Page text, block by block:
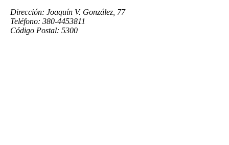
Dirección: Joaquín V. González, 77
Teléfono: 380-4453811
Código Postal: 5300